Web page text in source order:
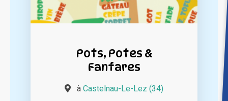
Pots, Potes &
Fanfares
à Castelnau-Le-Lez (34)